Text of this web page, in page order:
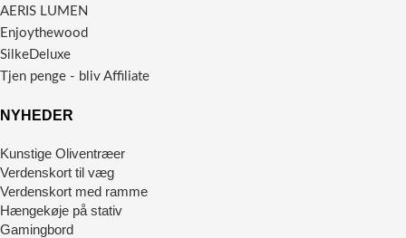
AERIS LUMEN
Enjoythewood
SilkeDeluxe
Tjen penge - bliv Affiliate
NYHEDER
Kunstige Oliventræer
Verdenskort til væg
Verdenskort med ramme
Hængekøje på stativ
Gamingbord